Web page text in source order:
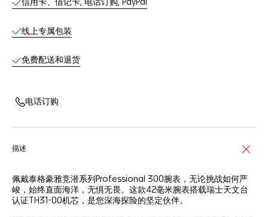
信用卡、借记卡, 电话订购, PayPal
线上专属包装
免费配送和退货
电话订购
描述
佩戴泰格豪雅竞潜系列Professional 300腕表，无论挑战如何严
峻，始终直面海洋，无惧无畏。这款42毫米腕表搭载瑞士天文台
认证TH31-00机芯，是您深海探险的坚定伙伴。